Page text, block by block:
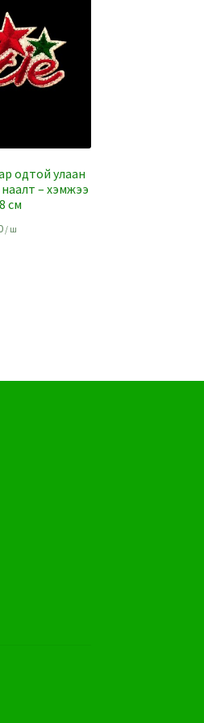
одтой улаан
– хэмжээ
см
/ ш